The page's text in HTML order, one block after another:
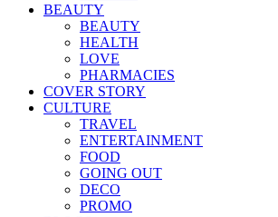
BEAUTY
BEAUTY
HEALTH
LOVE
PHARMACIES
COVER STORY
CULTURE
TRAVEL
ENTERTAINMENT
FOOD
GOING OUT
DECO
PROMO